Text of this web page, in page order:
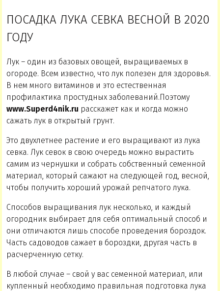
ПОСАДКА ЛУКА СЕВКА ВЕСНОЙ В 2020
ГОДУ
Лук – один из базовых овощей, выращиваемых в
огороде. Всем известно, что лук полезен для здоровья.
В нем много витаминов и это естественная
профилактика простудных заболеваний.Поэтому
www.Superd4nik.ru расскажет как и когда можно
сажать лук в открытый грунт.
Это двухлетнее растение и его выращивают из лука
севка. Лук севок в свою очередь можно вырастить
самим из чернушки и собрать собственный семенной
материал, который сажают на следующей год, весной,
чтобы получить хороший урожай репчатого лука.
Способов выращивания лук несколько, и каждый
огородник выбирает для себя оптимальный способ и
они отличаются лишь способе проведения бороздок.
Часть садоводов сажает в бороздки, другая часть в
расчерченную сетку.
В любой случае – свой у вас семенной материал, или
купленный необходимо правильная подготовка лука